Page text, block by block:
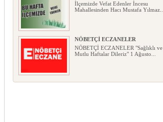
İlçemizde Vefat Edenler İncesu
Mahallesinden Hacı Mustafa Yılmaz...
NÖBETÇİ ECZANELER
NÖBETÇİ ECZANELER "Sağlıklı ve
Mutlu Haftalar Dileriz" 1 Ağusto...
Okullarda yeni dönem: Yönetmelik